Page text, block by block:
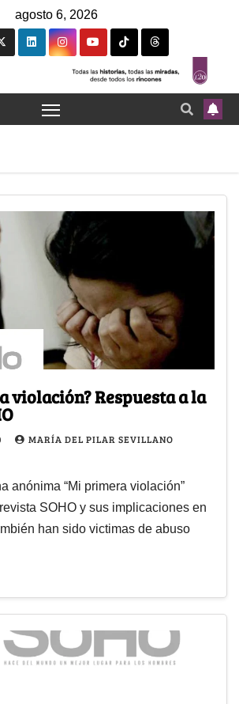
agosto 6, 2026
violación? Respuesta a la
MARÍA DEL PILAR SEVILLANO
anónima “Mi primera violación”
SOHO y sus implicaciones en
han sido victimas de abuso